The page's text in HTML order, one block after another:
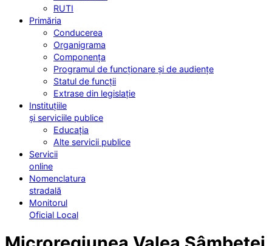
RUTI
Primăria
Conducerea
Organigrama
Componența
Programul de funcționare și de audiențe
Statul de funcții
Extrase din legislație
Instituțiile
și serviciile publice
Educația
Alte servicii publice
Servicii
online
Nomenclatura
stradală
Monitorul
Oficial Local